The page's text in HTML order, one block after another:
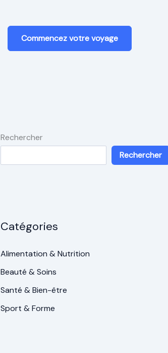
Commencez votre voyage
Rechercher
Rechercher
Catégories
Alimentation & Nutrition
Beauté & Soins
Santé & Bien-être
Sport & Forme